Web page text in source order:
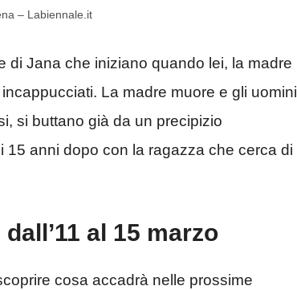
– Labiennale.it
di Jana che iniziano quando lei, la madre
La madre muore e gli uomini
si buttano già da un precipizio
anni dopo con la ragazza che cerca di
al 15 marzo
cosa accadrà nelle prossime